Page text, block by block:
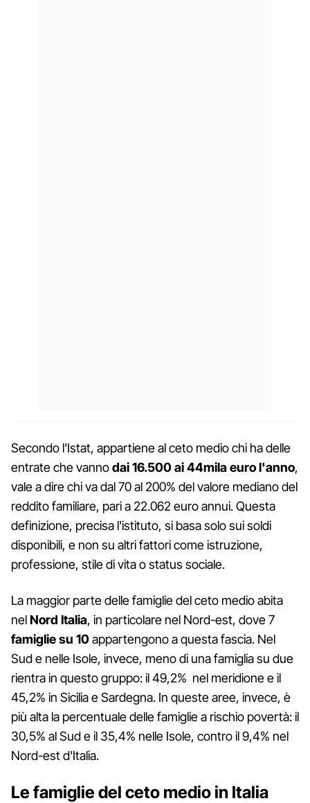
Secondo l'Istat, appartiene al ceto medio chi ha delle
entrate che vannodai 16.500 ai 44mila euro l'anno,
vale a dire chi va dal 70 al 200% del valore mediano del
reddito familiare, pari a 22.062 euro annui. Questa
definizione, precisa l'istituto, si basa solo sui soldi
disponibili, e non su altri fattori come istruzione,
professione, stile di vita o status sociale.
La maggior parte delle famiglie del ceto medio abita
nelNord Italia, in particolare nel Nord-est, dove 7
famiglie su 10appartengono a questa fascia. Nel
Sud e nelle Isole, invece, meno di una famiglia su due
rientra in questo gruppo: il 49,2% nel meridione e il
45,2% in Sicilia e Sardegna. In queste aree, invece, è
più alta la percentuale delle famiglie a rischio povertà: il
30,5% al Sud e il 35,4% nelle Isole, contro il 9,4% nel
Nord-est d'Italia.
Le famiglie del ceto medio in Italia